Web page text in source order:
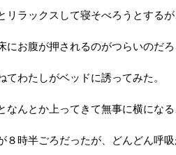
リラックスして寝そべろうとする
にお腹が押されるのがつらいのだ
てわたしがベッドに誘ってみた。
なんとか上ってきて無事に横にな
８時半ごろだったが、どんどん呼